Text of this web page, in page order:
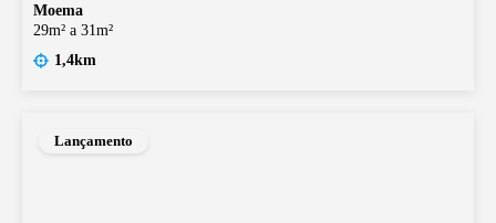
Moema
29m² a 31m²
1,4km
Lançamento